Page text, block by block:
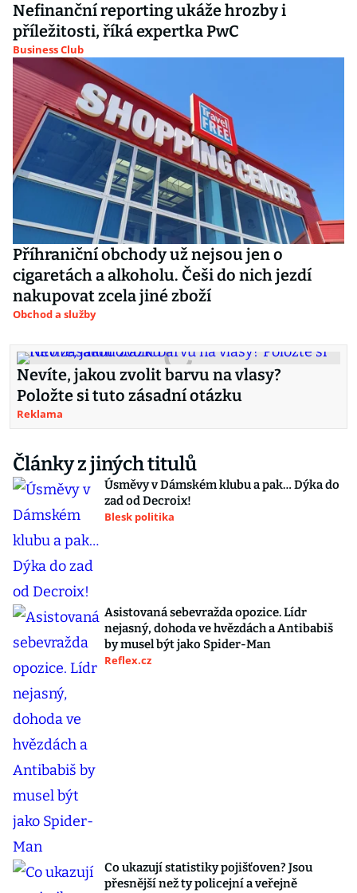
Nefinanční reporting ukáže hrozby i
příležitosti, říká expertka PwC
Business Club
Příhraniční obchody už nejsou jen o
cigaretách a alkoholu. Češi do nich jezdí
nakupovat zcela jiné zboží
Obchod a služby
Nevíte, jakou zvolit barvu na vlasy?
Položte si tuto zásadní otázku
Reklama
Články z jiných titulů
Úsměvy v Dámském klubu a pak… Dýka do
zad od Decroix!
Blesk politika
Asistovaná sebevražda opozice. Lídr
nejasný, dohoda ve hvězdách a Antibabiš
by musel být jako Spider-Man
Reflex.cz
Co ukazují statistiky pojišťoven? Jsou
přesnější než ty policejní a veřejně